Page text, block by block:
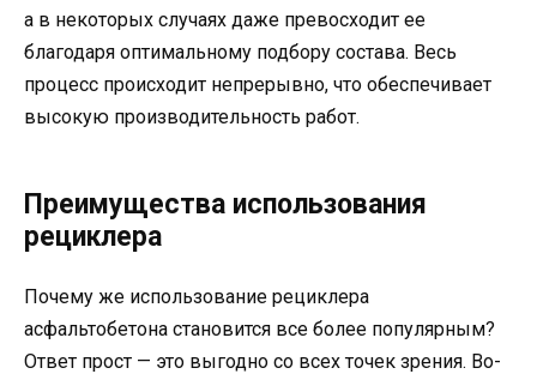
а в некоторых случаях даже превосходит ее
благодаря оптимальному подбору состава. Весь
процесс происходит непрерывно, что обеспечивает
высокую производительность работ.
Преимущества использования
рециклера
Почему же использование рециклера
асфальтобетона становится все более популярным?
Ответ прост — это выгодно со всех точек зрения. Во-